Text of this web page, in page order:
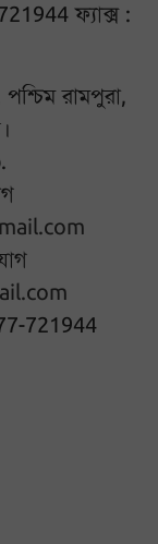
ফ্যাক্স :
রামপুরা,
721944